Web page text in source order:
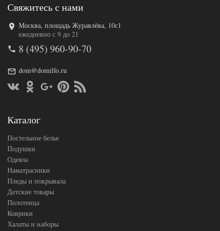
Код товара
517-066
Артикул
8010464
Размер
простыни
140х200
резинке)
Свяжитесь с нами
Москва, площадь Журавлёва, 10с1
ежедневно с 9 до 21
8 (495) 960-90-70
dom@domilfo.ru
Каталог
Постельное белье
Подушки
Одеяла
Наматрасники
Пледы и покрывала
Детские товары
Полотенца
Коврики
Халаты и наборы